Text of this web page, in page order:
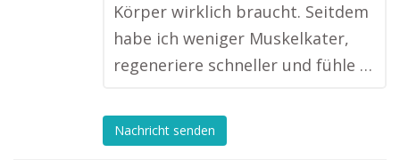
Körper wirklich braucht. Seitdem
habe ich weniger Muskelkater,
regeneriere schneller und fühle …
Nachricht senden